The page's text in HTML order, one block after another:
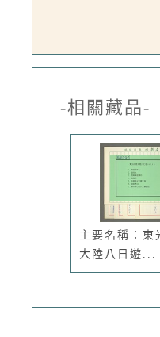
-相關藏品-
主要名稱：東
大陸八日遊...